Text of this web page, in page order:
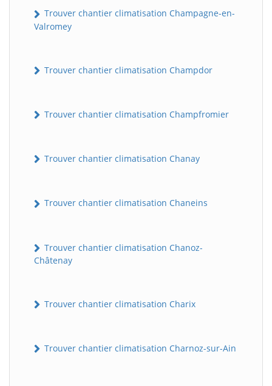
Trouver chantier climatisation Champagne-en-
Valromey
Trouver chantier climatisation Champdor
Trouver chantier climatisation Champfromier
Trouver chantier climatisation Chanay
Trouver chantier climatisation Chaneins
Trouver chantier climatisation Chanoz-
Châtenay
Trouver chantier climatisation Charix
Trouver chantier climatisation Charnoz-sur-Ain